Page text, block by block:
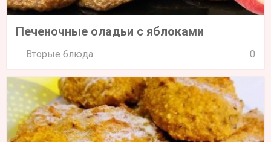
Печеночные оладьи с яблоками
Вторые блюда 0